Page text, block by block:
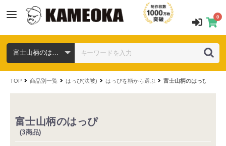
0
TOP 商品別一覧 はっぴ(法被) はっぴを柄から選ぶ 富士山柄のはっぴ
富士山柄のはっぴ
(3商品)